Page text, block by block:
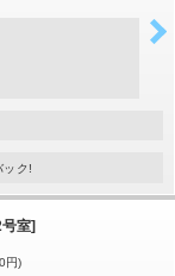
ック!
号室]
円)